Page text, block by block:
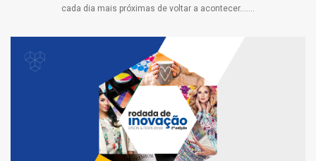
cada dia mais próximas de voltar a acontecer.......